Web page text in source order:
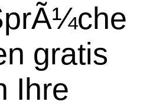
gratis
Ihre